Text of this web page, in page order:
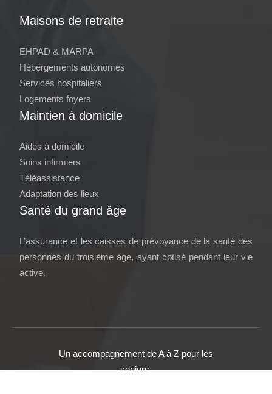
Maisons de retraite
EHPAD & MARPA
Hébergements autonomes
Services hospitaliers
Logements foyers
Maintien à domicile
Aides à domicile
Soins infirmiers
Téléassistance
Adaptation des lieux
Santé du grand âge
L’assurance et les caisses de prévoyance de la santé des
personnes du troisième âge, ayant cotisé pendant leur vie
active.
Un accompagnement de A à Z pour les
seniors.